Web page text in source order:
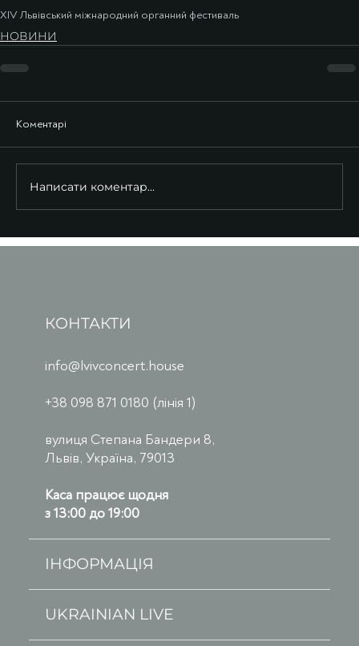
ХIV Львівський міжнародний органний фестиваль
НОВИНИ
Коментарі
Написати коментар...
КОНТАКТИ
info@lvivconcert.house
+38 098 871 0180 (лінія 1)
вулиця Степана Бандери 8,
Львів, Україна, 79013
Каса працює щодня
з 13:00 до 19:00
ІНФОРМАЦІЯ
UKRAINIAN LIVE